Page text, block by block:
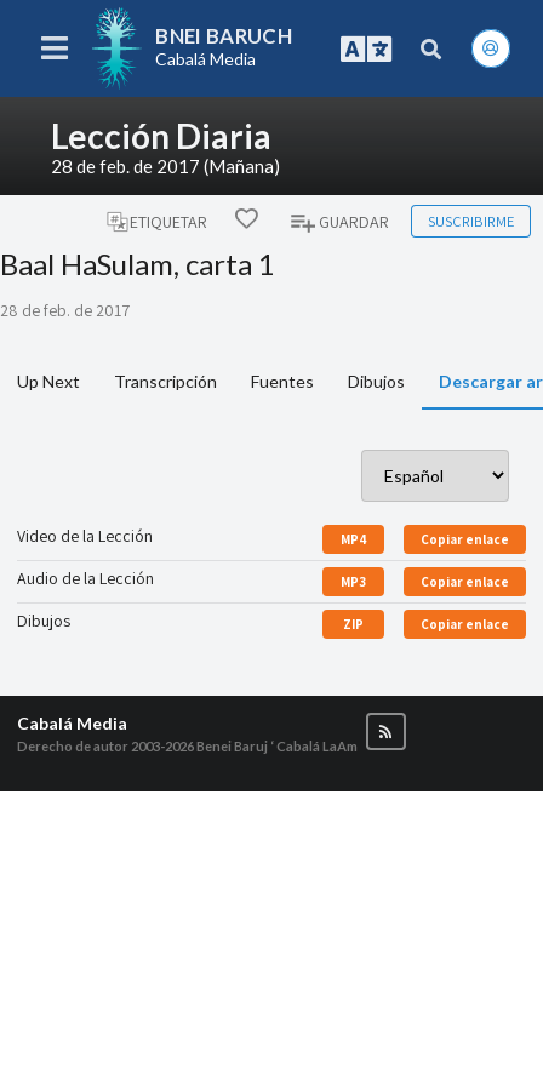
BNEI BARUCH
Cabalá Media
Lección Diaria
28 de feb. de 2017 (Mañana)
ETIQUETAR GUARDAR SUSCRIBIRME
Baal HaSulam, carta 1
28 de feb. de 2017
Up Next Transcripción Fuentes Dibujos Descargar
Video de la Lección MP4 Copiar enlace
Audio de la Lección MP3 Copiar enlace
Dibujos ZIP Copiar enlace
Cabalá Media
Derecho de autor 2003-2026Benei Baruj ‘ Cabalá LaAm